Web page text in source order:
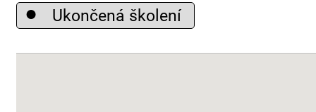
● Ukončená školení